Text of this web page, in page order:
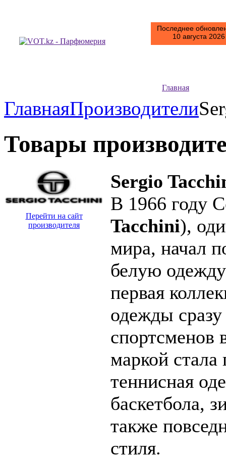
Последнее
10 августа
Главная
ГлавнаяПроизводители
Товары
Перейти на сайт
производителя
Sergio
В 1966 году
Tacchini),
мира, начал
белую одежду
первая
одежды сразу
спортсменов
маркой стала
теннисная
баскетбола,
также
стиля.